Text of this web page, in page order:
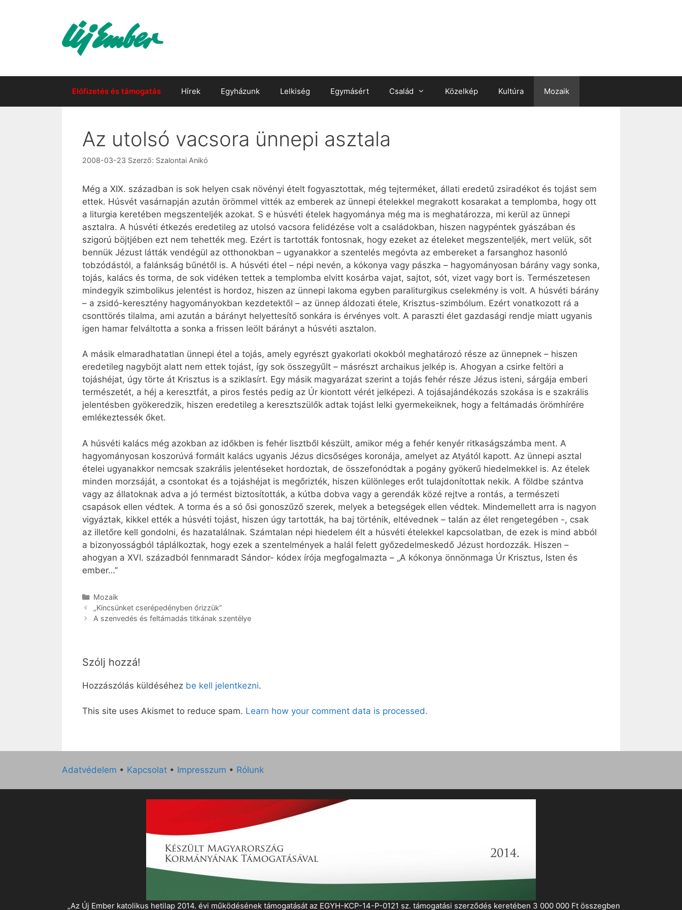
Előfizetés és támogatás Hírek Egyházunk Lelkiség Egymásért Család Közelkép Kultúra Mozaik
Az utolsó vacsora ünnepi asztala
2008-03-23 Szerző: Szalontai Anikó
Még a XIX. században is sok helyen csak növényi ételt fogyasztottak, még tejterméket, állati eredetű zsiradékot és tojást sem
ettek. Húsvét vasárnapján azután örömmel vitték az emberek az ünnepi ételekkel megrakott kosarakat a templomba, hogy ott
a liturgia keretében megszenteljék azokat. S e húsvéti ételek hagyománya még ma is meghatározza, mi kerül az ünnepi
asztalra. A húsvéti étkezés eredetileg az utolsó vacsora felidézése volt a családokban, hiszen nagypéntek gyászában és
szigorú böjtjében ezt nem tehették meg. Ezért is tartották fontosnak, hogy ezeket az ételeket megszenteljék, mert velük, sőt
bennük Jézust látták vendégül az otthonokban – ugyanakkor a szentelés megóvta az embereket a farsanghoz hasonló
tobzódástól, a falánkság bűnétől is. A húsvéti étel – népi nevén, a kókonya vagy pászka – hagyományosan bárány vagy sonka,
tojás, kalács és torma, de sok vidéken tettek a templomba elvitt kosárba vajat, sajtot, sót, vizet vagy bort is. Természetesen
mindegyik szimbolikus jelentést is hordoz, hiszen az ünnepi lakoma egyben paraliturgikus cselekmény is volt. A húsvéti bárány
– a zsidó-keresztény hagyományokban kezdetektől – az ünnep áldozati étele, Krisztus-szimbólum. Ezért vonatkozott rá a
csonttörés tilalma, ami azután a bárányt helyettesítő sonkára is érvényes volt. A paraszti élet gazdasági rendje miatt ugyanis
igen hamar felváltotta a sonka a frissen leölt bárányt a húsvéti asztalon.
A másik elmaradhatatlan ünnepi étel a tojás, amely egyrészt gyakorlati okokból meghatározó része az ünnepnek – hiszen
eredetileg nagyböjt alatt nem ettek tojást, így sok összegyűlt – másrészt archaikus jelkép is. Ahogyan a csirke feltöri a
tojáshéjat, úgy törte át Krisztus is a sziklasírt. Egy másik magyarázat szerint a tojás fehér része Jézus isteni, sárgája emberi
természetét, a héj a keresztfát, a piros festés pedig az Úr kiontott vérét jelképezi. A tojásajándékozás szokása is e szakrális
jelentésben gyökeredzik, hiszen eredetileg a keresztszülők adtak tojást lelki gyermekeiknek, hogy a feltámadás örömhírére
emlékeztessék őket.
A húsvéti kalács még azokban az időkben is fehér lisztből készült, amikor még a fehér kenyér ritkaságszámba ment. A
hagyományosan koszorúvá formált kalács ugyanis Jézus dicsőséges koronája, amelyet az Atyától kapott. Az ünnepi asztal
ételei ugyanakkor nemcsak szakrális jelentéseket hordoztak, de összefonódtak a pogány gyökerű hiedelmekkel is. Az ételek
minden morzsáját, a csontokat és a tojáshéjat is megőrizték, hiszen különleges erőt tulajdonítottak nekik. A földbe szántva
vagy az állatoknak adva a jó termést biztosították, a kútba dobva vagy a gerendák közé rejtve a rontás, a természeti
csapások ellen védtek. A torma és a só ősi gonoszűző szerek, melyek a betegségek ellen védtek. Mindemellett arra is nagyon
vigyáztak, kikkel ették a húsvéti tojást, hiszen úgy tartották, ha baj történik, eltévednek – talán az élet rengetegében -, csak
az illetőre kell gondolni, és hazatalálnak. Számtalan népi hiedelem élt a húsvéti ételekkel kapcsolatban, de ezek is mind abból
a bizonyosságból táplálkoztak, hogy ezek a szentelmények a halál felett győzedelmeskedő Jézust hordozzák. Hiszen –
ahogyan a XVI. századból fennmaradt Sándor- kódex írója megfogalmazta – „A kókonya önnönmaga Úr Krisztus, Isten és
ember…”
Kategória
Mozaik
„Kincsünket cserépedényben őrizzük”
A szenvedés és feltámadás titkának szentélye
Szólj hozzá!
Hozzászólás küldéséhez be kell jelentkezni.
This site uses Akismet to reduce spam. Learn how your comment data is processed.
Adatvédelem • Kapcsolat • Impresszum • Rólunk
„Az Új Ember katolikus hetilap 2014. évi működésének támogatását az EGYH-KCP-14-P-0121 sz. támogatási szerződés keretében 3 000 000 Ft összegben